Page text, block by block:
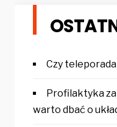
Czy
Profilaktyka
warto dbać o